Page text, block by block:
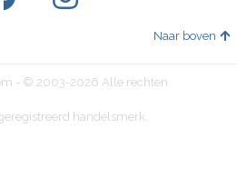
Naar boven
- © 2003-2026 Alle rechten
handelsmerk.